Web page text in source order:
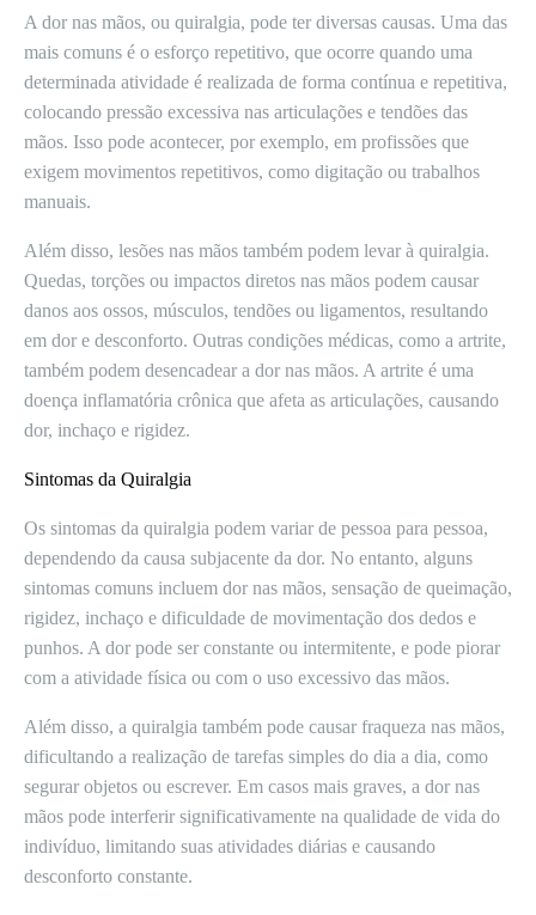
A dor nas mãos, ou quiralgia, pode ter diversas causas. Uma das
mais comuns é o esforço repetitivo, que ocorre quando uma
determinada atividade é realizada de forma contínua e repetitiva,
colocando pressão excessiva nas articulações e tendões das
mãos. Isso pode acontecer, por exemplo, em profissões que
exigem movimentos repetitivos, como digitação ou trabalhos
manuais.
Além disso, lesões nas mãos também podem levar à quiralgia.
Quedas, torções ou impactos diretos nas mãos podem causar
danos aos ossos, músculos, tendões ou ligamentos, resultando
em dor e desconforto. Outras condições médicas, como a artrite,
também podem desencadear a dor nas mãos. A artrite é uma
doença inflamatória crônica que afeta as articulações, causando
dor, inchaço e rigidez.
Sintomas da Quiralgia
Os sintomas da quiralgia podem variar de pessoa para pessoa,
dependendo da causa subjacente da dor. No entanto, alguns
sintomas comuns incluem dor nas mãos, sensação de queimação,
rigidez, inchaço e dificuldade de movimentação dos dedos e
punhos. A dor pode ser constante ou intermitente, e pode piorar
com a atividade física ou com o uso excessivo das mãos.
Além disso, a quiralgia também pode causar fraqueza nas mãos,
dificultando a realização de tarefas simples do dia a dia, como
segurar objetos ou escrever. Em casos mais graves, a dor nas
mãos pode interferir significativamente na qualidade de vida do
indivíduo, limitando suas atividades diárias e causando
desconforto constante.